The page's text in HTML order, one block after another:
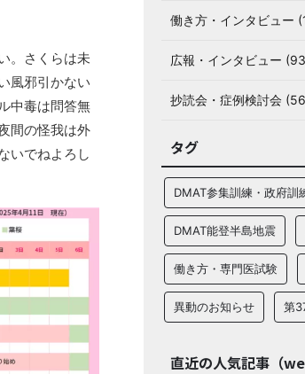
。さくらは未
風邪引かない
中毒は問答無
間の怪我は外
いでねよろし
働き方・インタビュー
広報・インタビュー
抄読会・症例検討会
タグ
DMAT参集訓練・政府訓
DMAT能登半島地震
働き方・専門医試験
異動のお知らせ 第
直近の人気記事（